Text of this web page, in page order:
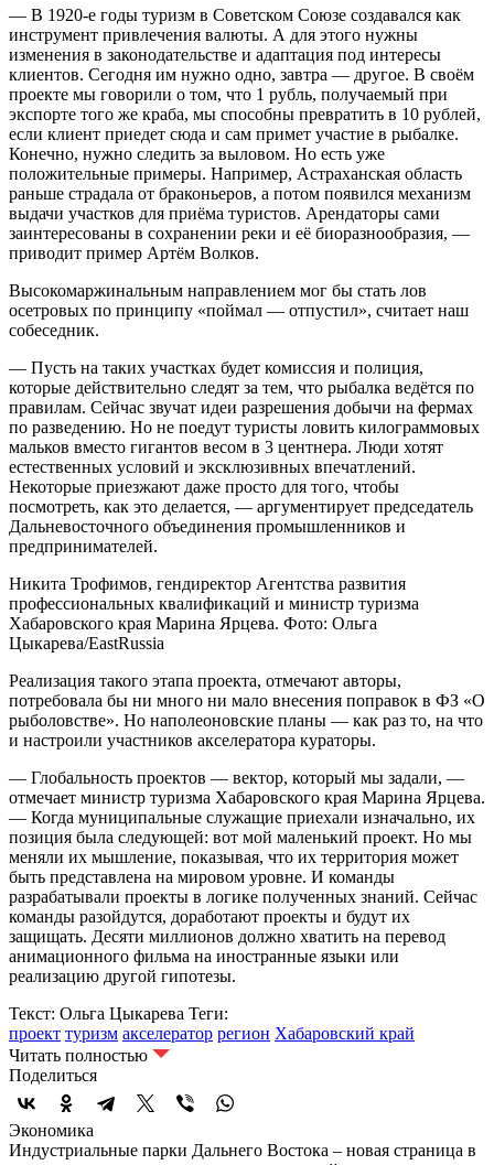
— В 1920-е годы туризм в Советском Союзе создавался как
инструмент привлечения валюты. А для этого нужны
изменения в законодательстве и адаптация под интересы
клиентов. Сегодня им нужно одно, завтра — другое. В своём
проекте мы говорили о том, что 1 рубль, получаемый при
экспорте того же краба, мы способны превратить в 10 рублей,
если клиент приедет сюда и сам примет участие в рыбалке.
Конечно, нужно следить за выловом. Но есть уже
положительные примеры. Например, Астраханская область
раньше страдала от браконьеров, а потом появился механизм
выдачи участков для приёма туристов. Арендаторы сами
заинтересованы в сохранении реки и её биоразнообразия, —
приводит пример Артём Волков.
Высокомаржинальным направлением мог бы стать лов
осетровых по принципу «поймал — отпустил», считает наш
собеседник.
— Пусть на таких участках будет комиссия и полиция,
которые действительно следят за тем, что рыбалка ведётся по
правилам. Сейчас звучат идеи разрешения добычи на фермах
по разведению. Но не поедут туристы ловить килограммовых
мальков вместо гигантов весом в 3 центнера. Люди хотят
естественных условий и эксклюзивных впечатлений.
Некоторые приезжают даже просто для того, чтобы
посмотреть, как это делается, — аргументирует председатель
Дальневосточного объединения промышленников и
предпринимателей.
Никита Трофимов, гендиректор Агентства развития
профессиональных квалификаций и министр туризма
Хабаровского края Марина Ярцева. Фото: Ольга
Цыкарева/EastRussia
Реализация такого этапа проекта, отмечают авторы,
потребовала бы ни много ни мало внесения поправок в ФЗ «О
рыболовстве». Но наполеоновские планы — как раз то, на что
и настроили участников акселератора кураторы.
— Глобальность проектов — вектор, который мы задали, —
отмечает министр туризма Хабаровского края Марина Ярцева.
— Когда муниципальные служащие приехали изначально, их
позиция была следующей: вот мой маленький проект. Но мы
меняли их мышление, показывая, что их территория может
быть представлена на мировом уровне. И команды
разрабатывали проекты в логике полученных знаний. Сейчас
команды разойдутся, доработают проекты и будут их
защищать. Десяти миллионов должно хватить на перевод
анимационного фильма на иностранные языки или
реализацию другой гипотезы.
Текст: Ольга Цыкарева Теги:
проект туризм акселератор регион Хабаровский край
Читать полностью
Поделиться
Экономика
Индустриальные парки Дальнего Востока – новая страница в